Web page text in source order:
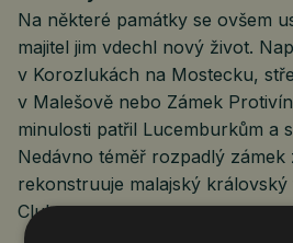
Na některé památky se ovšem
majitel jim vdechl nový život.
v Korozlukách na Mostecku,
v Malešově nebo Zámek
minulosti patřil Lucemburkům a
Nedávno téměř rozpadlý zámek
rekonstruuje malajský královský
Club.